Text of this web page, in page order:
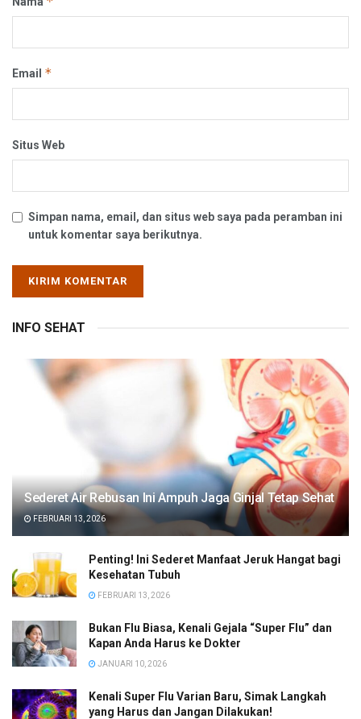
Email *
Situs Web
Simpan nama, email, dan situs web saya pada peramban ini
untuk komentar saya berikutnya.
INFO SEHAT
Sederet Air Rebusan Ini Ampuh Jaga Ginjal Tetap Sehat
FEBRUARI 13, 2026
Penting! Ini Sederet Manfaat Jeruk Hangat bagi
Kesehatan Tubuh
FEBRUARI 13, 2026
Bukan Flu Biasa, Kenali Gejala “Super Flu” dan
Kapan Anda Harus ke Dokter
JANUARI 10, 2026
Kenali Super Flu Varian Baru, Simak Langkah
yang Harus dan Jangan Dilakukan!